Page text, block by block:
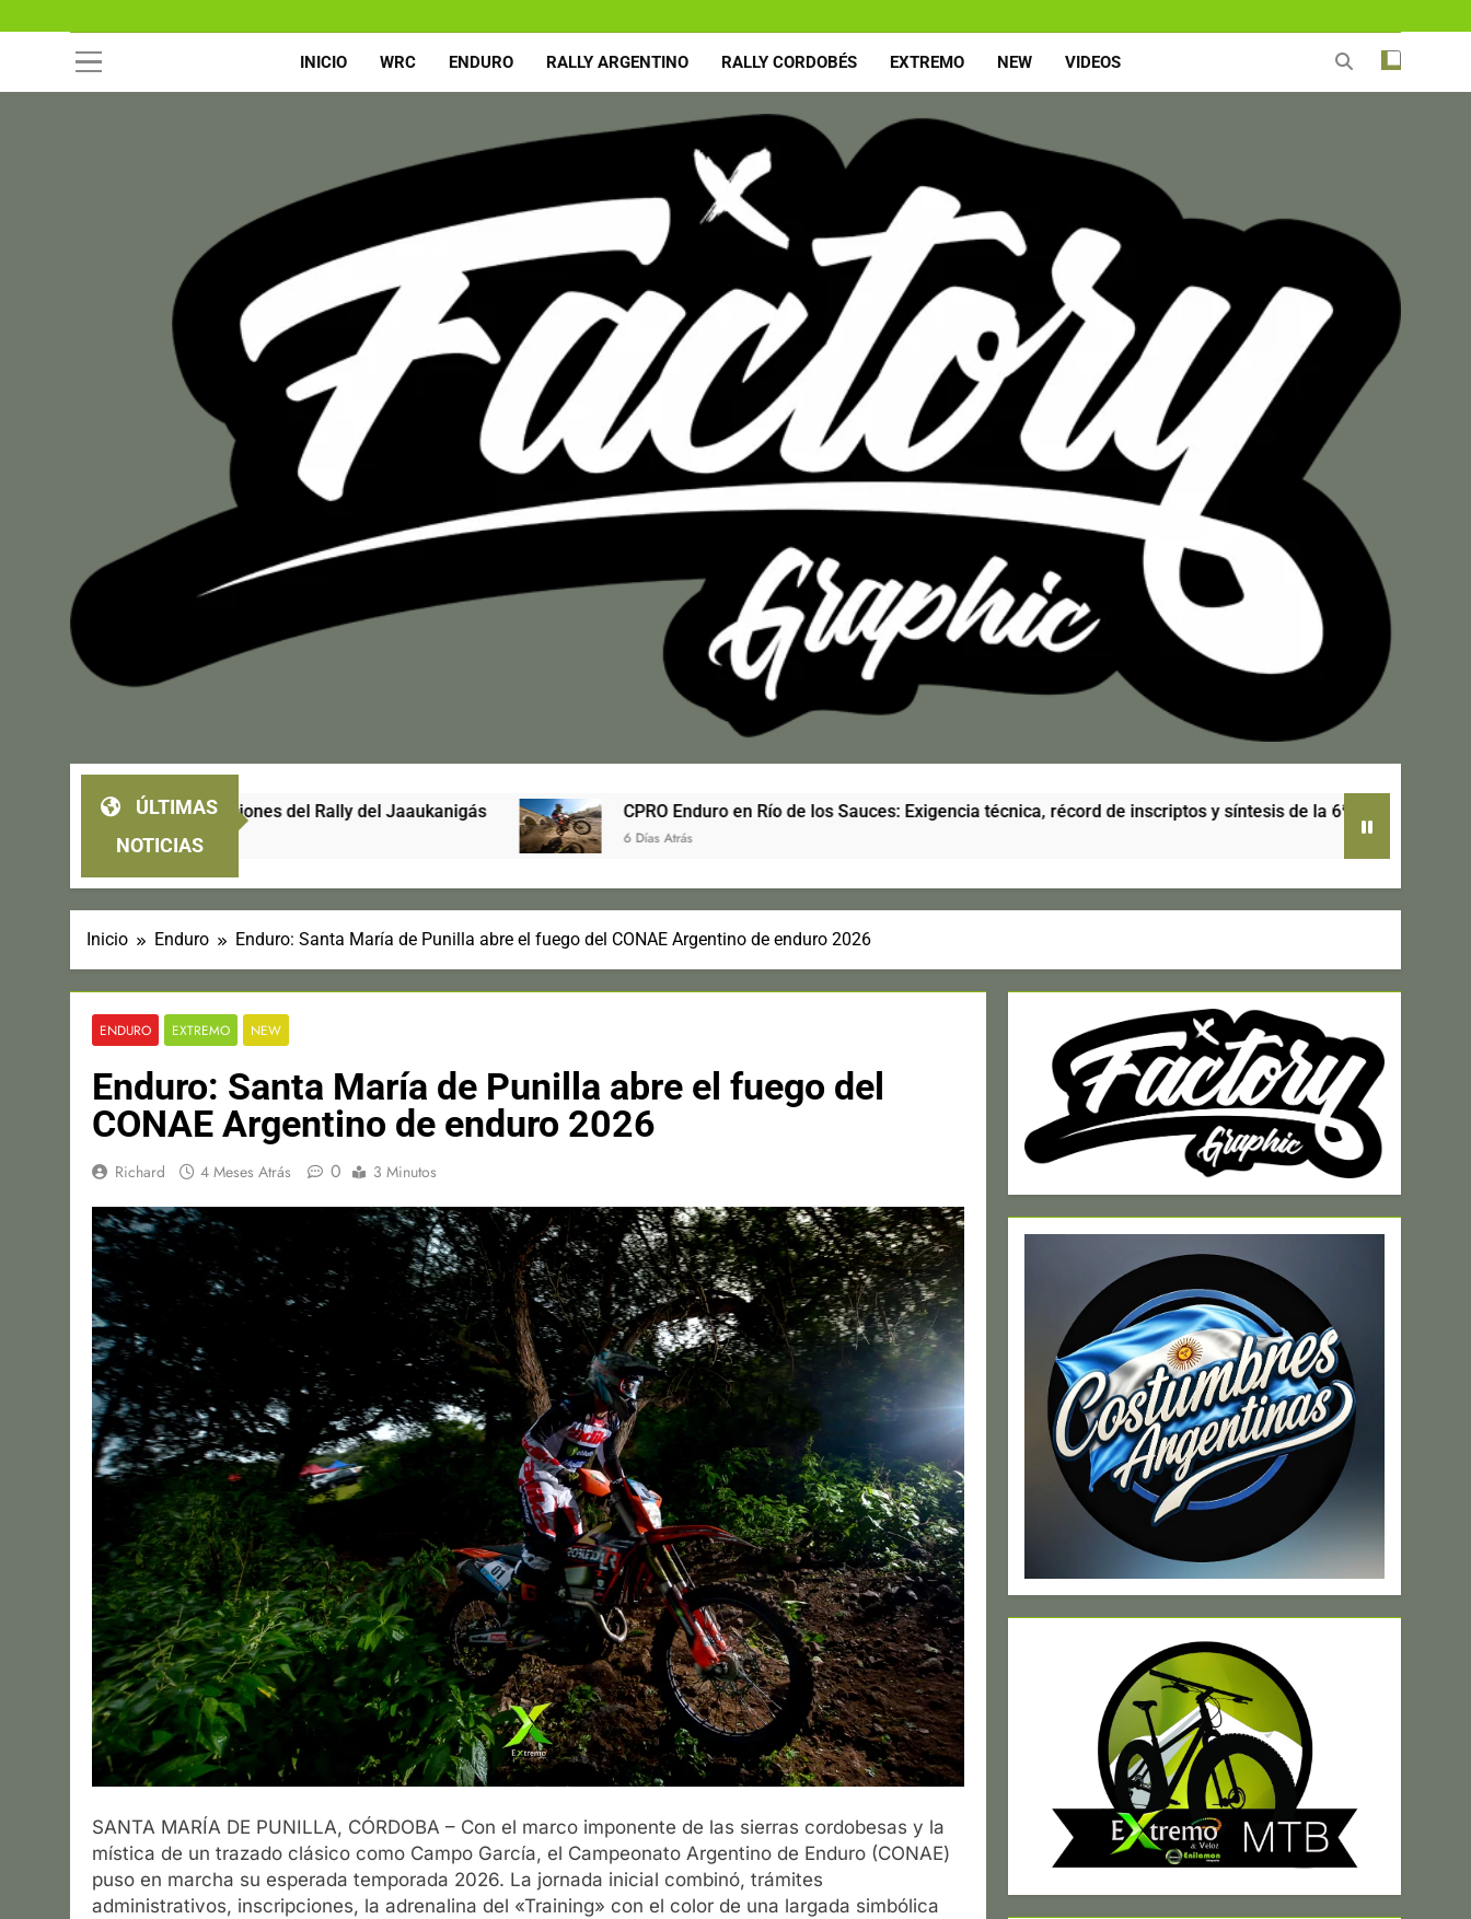
INICIO WRC ENDURO RALLY ARGENTINO RALLY CORDOBÉS EXTREMO NEW VIDEOS
ÚLTIMAS
NOTICIAS
ediciones del Rally del Jaaukanigás CPRO Enduro en Río de los Sauces: Exigencia técnica, récord de inscriptos y síntesis de la 6ª cita del calendario
Inicio Enduro Enduro: Santa María de Punilla abre el fuego del CONAE Argentino de enduro 2026
ENDURO EXTREMO NEW
Enduro: Santa María de Punilla abre el fuego del
CONAE Argentino de enduro 2026
Richard 4 Meses Atrás 0 3 Minutos
SANTA MARÍA DE PUNILLA, CÓRDOBA – Con el marco imponente de las sierras cordobesas y la
mística de un trazado clásico como Campo García, el Campeonato Argentino de Enduro (CONAE)
puso en marcha su esperada temporada 2026. La jornada inicial combinó, trámites
administrativos, inscripciones, la adrenalina del «Training» con el color de una largada simbólica